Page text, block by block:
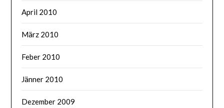
April 2010
März 2010
Feber 2010
Jänner 2010
Dezember 2009